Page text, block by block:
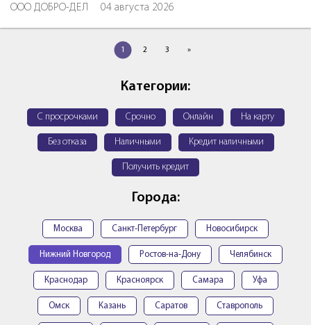
ООО ДОБРО-ДЕЛ 04 августа 2026
1 2 3 »
Категории:
С просрочками Срочно Онлайн На карту
Без отказа Наличными Кредит наличными
Получить кредит
Города:
Москва Санкт-Петербург Новосибирск
Нижний Новгород Ростов-на-Дону Челябинск
Краснодар Красноярск Самара Уфа
Омск Казань Саратов Ставрополь